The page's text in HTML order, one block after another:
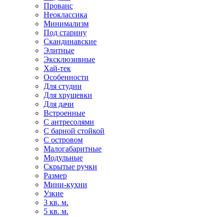
Прованс
Неоклассика
Минимализм
Под старину
Скандинавские
Элитные
Эксклюзивные
Хай-тек
Особенности
Для студии
Для хрущевки
Для дачи
Встроенные
С антресолями
С барной стойкой
С островом
Малогабаритные
Модульные
Скрытые ручки
Размер
Мини-кухни
Узкие
3 кв. м.
5 кв. м.